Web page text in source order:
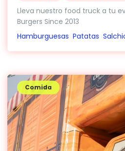
Lleva nuestro food truck a tu
Burgers Since 2013
Hamburguesas Patatas
Comida